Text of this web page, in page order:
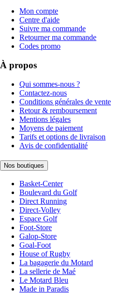
Mon compte
Centre d'aide
Suivre ma commande
Retourner ma commande
Codes promo
À propos
Qui sommes-nous ?
Contactez-nous
Conditions générales de vente
Retour & remboursement
Mentions légales
Moyens de paiement
Tarifs et options de livraison
Avis de confidentialité
Nos boutiques
Basket-Center
Boulevard du Golf
Direct Running
Direct-Volley
Espace Golf
Foot-Store
Galop-Store
Goal-Foot
House of Rugby
La bagagerie du Motard
La sellerie de Maé
Le Motard Bleu
Made in Paradis